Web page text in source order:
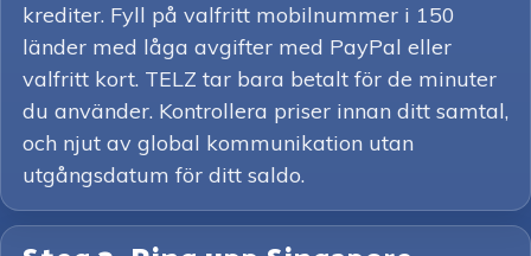
krediter. Fyll på valfritt mobilnummer i 150
länder med låga avgifter med PayPal eller
valfritt kort. TELZ tar bara betalt för de minuter
du använder. Kontrollera priser innan ditt samtal,
och njut av global kommunikation utan
utgångsdatum för ditt saldo.